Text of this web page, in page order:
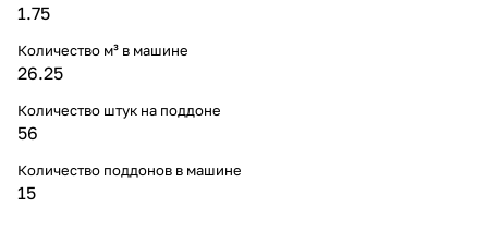
1.75
Количество м³ в машине
26.25
Количество штук на поддоне
56
Количество поддонов в машине
15